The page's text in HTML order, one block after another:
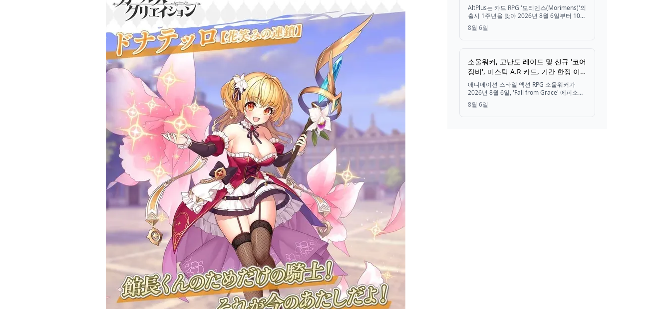
AltPlus는 카드 RPG '모리멘스(Morimens)'의
출시 1주년을 맞아 2026년 8월 6일부터 10월
15일까지 SSR 운명 카드 매일 증정, 특별 미
션, 복각 소환, 버전 2.2 업데이트 사전 예약
8월 6일
소울워커, 고난도 레이드 및 신규 '코어
장비', 미스틱 A.R 카드, 기간 한정 이
벤트 추가
애니메이션 스타일 액션 RPG 소울워커가
2026년 8월 6일, 'Fall from Grace' 에피소드
3.0 업데이트의 2차 콘텐츠를 공개했다. 이번
업데이트를 통해 신규 메인 퀘스트, 고난도 레
8월 6일